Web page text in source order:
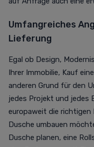
Umfangreiches
Lieferung
Egal ob Design,
Ihrer Immobilie, Kauf
anderen Grund für den
jedes Projekt und jedes
europaweit die richtigen
Dusche umbauen
Dusche planen, eine